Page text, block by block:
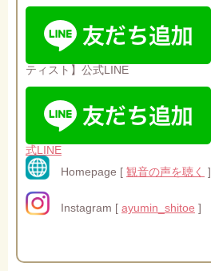
ティスト】公式LINE
式LINE
Homepage [ 観音の声を聴く ]
Instagram [ ayumin_shitoe ]